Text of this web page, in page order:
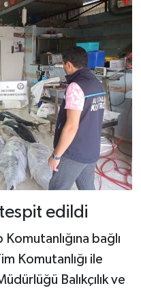
tespit edildi
bağlı
Komutanlığı ile
Balıkçılık ve